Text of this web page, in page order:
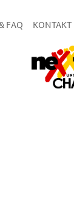
FAQ KONTAKT